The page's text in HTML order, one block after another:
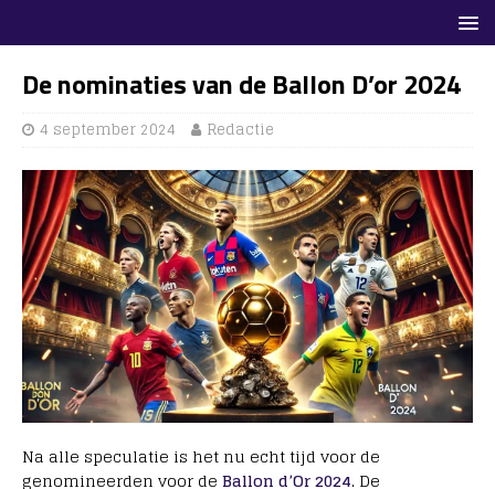
De nominaties van de Ballon D’or 2024
4 september 2024 Redactie
Na alle speculatie is het nu echt tijd voor de
genomineerden voor de Ballon d’Or 2024. De